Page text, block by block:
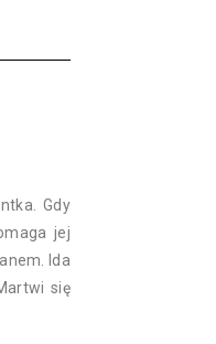
Gdy
jej
Ida
się